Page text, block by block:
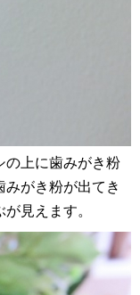
の上に歯みがき粉
がき粉が出てき
見えます。